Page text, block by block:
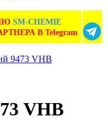
SM-CHEMIE
В Telegram
VHB